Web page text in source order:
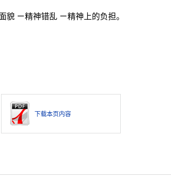
ㄧ精神错乱 ㄧ精神上的负担。
下载本页内容